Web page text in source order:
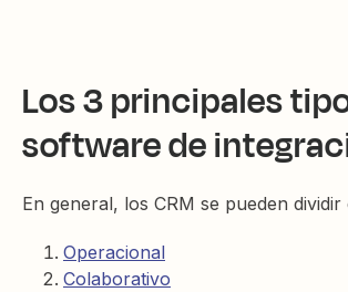
Los 3 principales
software de
En general, los CRM se pueden
Operacional
Colaborativo